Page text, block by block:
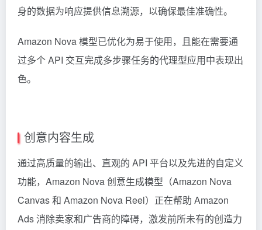
身的数据为响应提供信息溯源，以确保最佳准确性。
Amazon Nova 模型已优化为易于使用，且能在需要通
过多个 API 交互完成多步骤任务的代理型应用中表现出
色。
创意内容生成
通过高质量的输出、直观的 API 平台以及先进的自定义
功能，Amazon Nova 创意生成模型（Amazon Nova
Canvas 和 Amazon Nova Reel）正在帮助 Amazon
Ads 消除卖家和广告商的障碍，激发前所未有的创造力